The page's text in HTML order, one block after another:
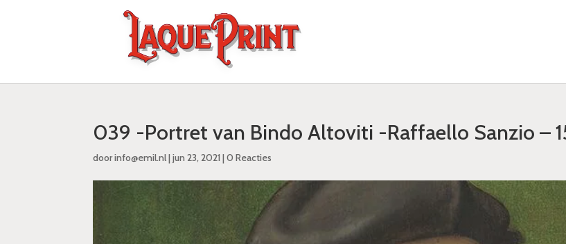
039 -Portret van Bindo Altoviti -Raffaello Sanzio –
doorinfo@emil.nl|jun 23, 2021 |0 Reacties